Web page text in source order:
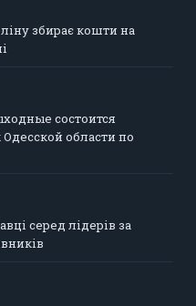
збирає кошти на
состоится
области по
серед лідерів за